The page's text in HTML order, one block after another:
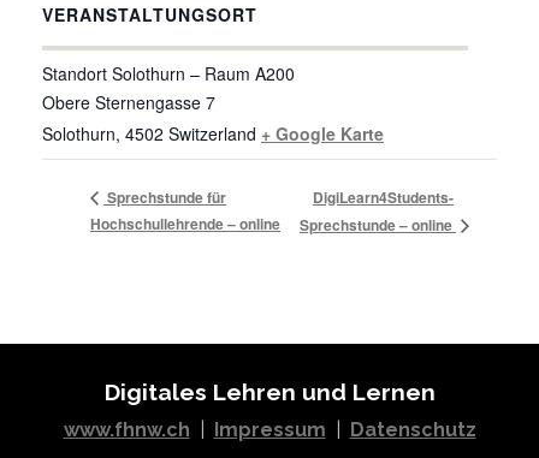
VERANSTALTUNGSORT
Standort Solothurn – Raum A200
Obere Sternengasse 7
Solothurn, 4502 Switzerland + Google Karte
Sprechstunde für
Hochschullehrende – online
DigiLearn4Students-
Sprechstunde – online
Digitales Lehren und Lernen
www.fhnw.ch Impressum Datenschutz